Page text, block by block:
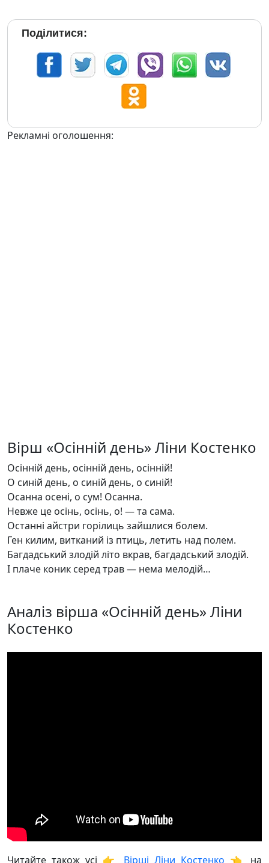
Поділитися:
Рекламні оголошення:
Вірш «Осінній день» Ліни Костенко
Осінній день, осінній день, осінній!
О синій день, о синій день, о синій!
Осанна осені, о сум! Осанна.
Невже це осінь, осінь, о! — та сама.
Останні айстри горілиць зайшлися болем.
Ген килим, витканий із птиць, летить над полем.
Багдадський злодій літо вкрав, багдадський злодій.
І плаче коник серед трав — нема мелодій…
Аналіз вірша «Осінній день» Ліни
Костенко
Читайте також усі 👉 Вірші Ліни Костенко 👈 на